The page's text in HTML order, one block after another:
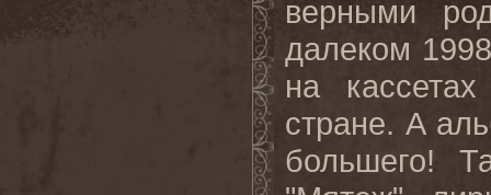
верными
далеком
на
стране. А
большего!